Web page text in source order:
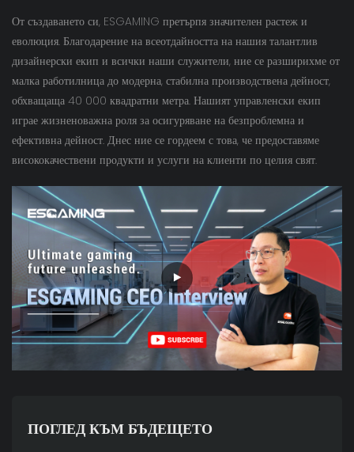
От създаването си, ESGAMING претърпя значителен растеж и
еволюция. Благодарение на всеотдайността на нашия талантлив
дизайнерски екип и всички наши служители, ние се разширихме от
малка работилница до модерна, стабилна производствена дейност,
обхващаща 40 000 квадратни метра. Нашият управленски екип
играе жизненоважна роля за осигуряване на безпроблемна и
ефективна дейност. Днес ние се гордеем с това, че предоставяме
висококачествени продукти и услуги на клиенти по целия свят.
ПОГЛЕД КЪМ БЪДЕЩЕТО